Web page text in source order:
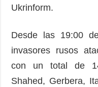
Ukrinform.
Desde las 19:00
invasores rusos
con un total de
Shahed, Gerbera,